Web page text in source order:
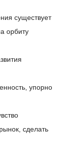
существует
орбиту
упорно
сделать